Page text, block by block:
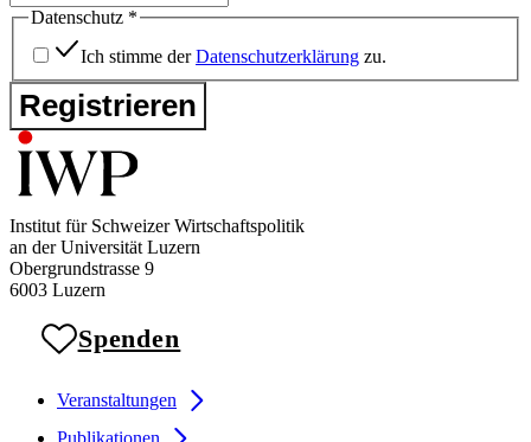
Datenschutz *
Ich stimme derDatenschutzerklärung zu.
Registrieren
Institut für Schweizer Wirtschaftspolitik
an der Universität Luzern
Obergrundstrasse 9
6003 Luzern
Spenden
Veranstaltungen